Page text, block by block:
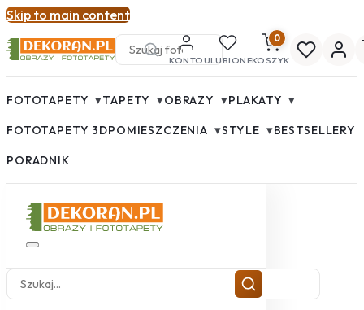
Skip to main content
KONTOULUBIONE
0
KOSZYK
FOTOTAPETY ▾TAPETY ▾OBRAZY ▾PLAKATY ▾
FOTOTAPETY 3DPOMIESZCZENIA ▾STYLE ▾BESTSELLERY
PORADNIK